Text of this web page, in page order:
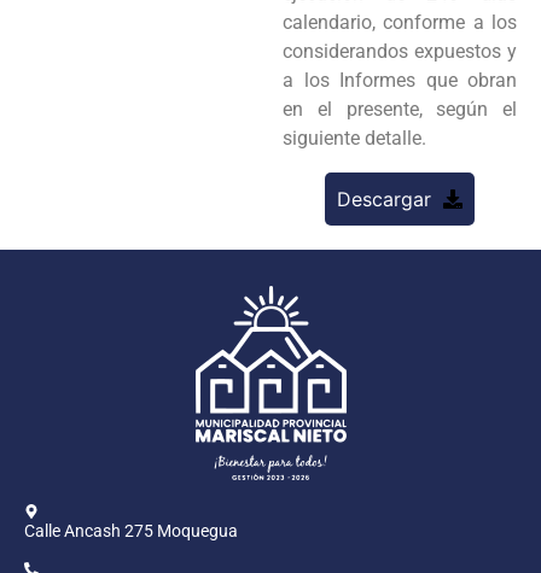
calendario, conforme a los
considerandos expuestos y
a los Informes que obran
en el presente, según el
siguiente detalle.
Descargar
Calle Ancash 275 Moquegua